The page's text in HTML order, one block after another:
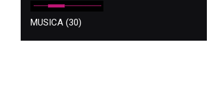
MUSICA (30)